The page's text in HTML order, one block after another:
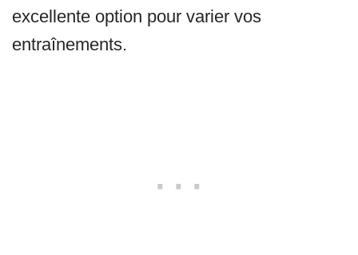
excellente option pour varier vos
entraînements.